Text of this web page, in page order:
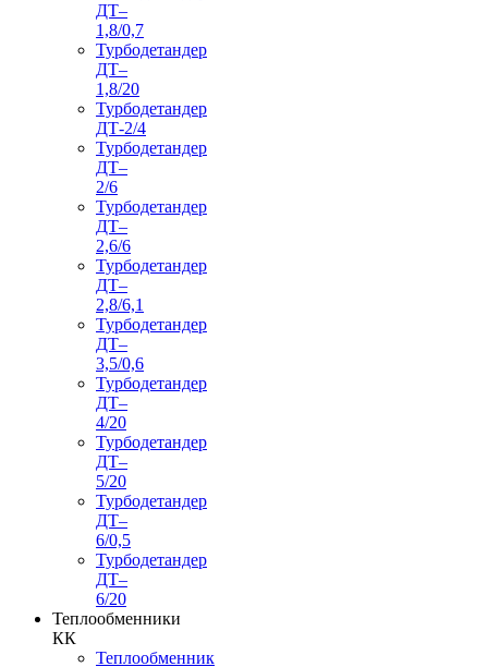
ДТ–
1,8/0,7
Турбодетандер
ДТ–
1,8/20
Турбодетандер
ДТ-2/4
Турбодетандер
ДТ–
2/6
Турбодетандер
ДТ–
2,6/6
Турбодетандер
ДТ–
2,8/6,1
Турбодетандер
ДТ–
3,5/0,6
Турбодетандер
ДТ–
4/20
Турбодетандер
ДТ–
5/20
Турбодетандер
ДТ–
6/0,5
Турбодетандер
ДТ–
6/20
Теплообменники
КК
Теплообменник